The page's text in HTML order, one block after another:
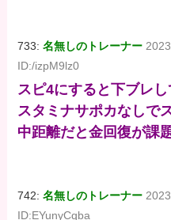
733:名無しのトレーナー
ID:/izpM9lz0
スピ4にすると下ブレ
スタミナサポカなしで
中距離だと金回復が課
742:名無しのトレーナー
ID:EYunyCqba